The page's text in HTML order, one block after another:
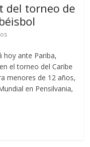
del torneo de
hoy ante Pariba,
el torneo del Caribe
menores de 12 años,
en Pensilvania,